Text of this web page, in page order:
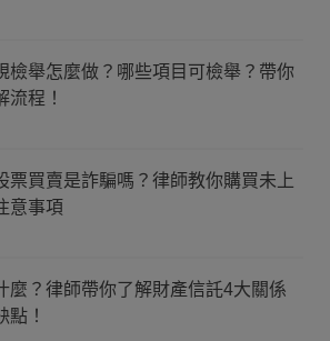
檢舉怎麼做？哪些項目可檢舉？帶你
流程！
票買賣是詐騙嗎？律師教你購買未上
意事項
麼？律師帶你了解財產信託4大關係
點！